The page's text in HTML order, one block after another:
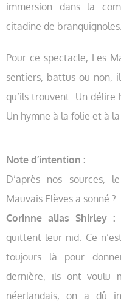
immersion dans la
citadine de branquignoles.
Pour ce spectacle, Les
sentiers, battus ou non,
qu’ils trouvent. Un
Un hymne à la folie et à
Note d’intention :
D’après nos sources,
Mauvais Elèves a sonné ?
Corinne alias Shirley :
quittent leur nid. Ce
toujours là pour
dernière, ils ont voulu
néerlandais, on a dû